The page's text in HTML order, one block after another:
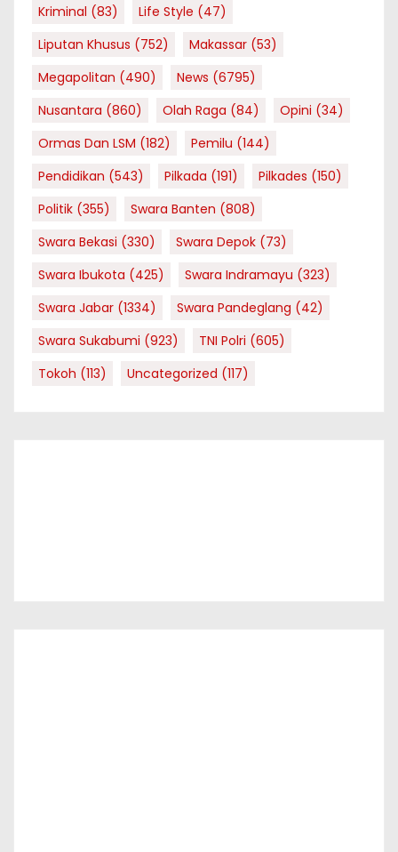
Kriminal (83) Life Style (47)
Liputan Khusus (752) Makassar (53)
Megapolitan (490) News (6795)
Nusantara (860) Olah Raga (84) Opini (34)
Ormas Dan LSM (182) Pemilu (144)
Pendidikan (543) Pilkada (191) Pilkades (150)
Politik (355) Swara Banten (808)
Swara Bekasi (330) Swara Depok (73)
Swara Ibukota (425) Swara Indramayu (323)
Swara Jabar (1334) Swara Pandeglang (42)
Swara Sukabumi (923) TNI Polri (605)
Tokoh (113) Uncategorized (117)